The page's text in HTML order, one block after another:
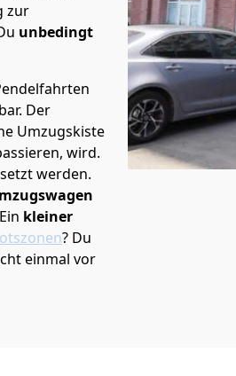
zur
unbedingt
Der
Umzugskiste
wird.
werden.
kleiner
? Du
einmal vor